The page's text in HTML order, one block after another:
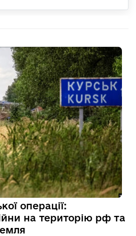
операції:
на територію рф та